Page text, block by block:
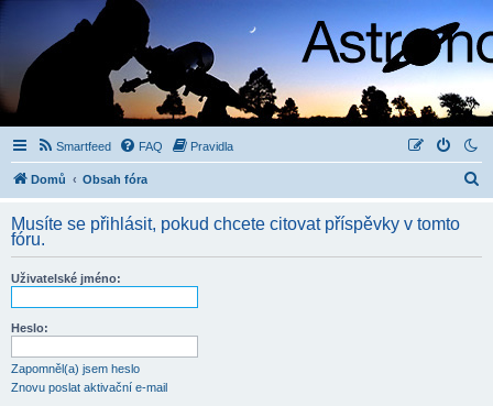
Smartfeed FAQ Pravidla
Domů Obsah fóra
d
Musíte se přihlásit, pokud chcete citovat příspěvky v tomto
fóru.
Uživatelské jméno:
Heslo:
Zapomněl(a) jsem heslo
Znovu poslat aktivační e-mail